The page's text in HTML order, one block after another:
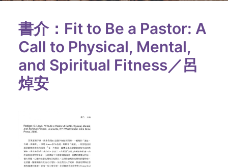
書介：Fit to Be a Pastor: A
Call to Physical, Mental,
and Spiritual Fitness／呂
焯安